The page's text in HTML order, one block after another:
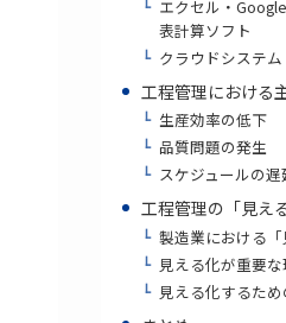
エクセル・
表計算ソフト
クラウドシステム
工程管理における
生産効率の低下
品質問題の発生
スケジュールの遅
工程管理の「見え
製造業における
見える化が重要
見える化するた